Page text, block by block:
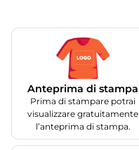
Anteprima di stampa
Prima di stampare potrai
visualizzare gratuitamente
l’anteprima di stampa.